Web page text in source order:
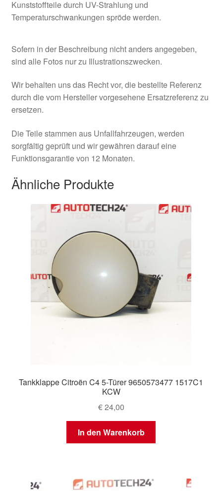
Kunststoffteile durch UV-Strahlung und
Temperaturschwankungen spröde werden.
Sofern in der Beschreibung nicht anders angegeben,
sind alle Fotos nur zu Illustrationszwecken.
Wir behalten uns das Recht vor, die bestellte Referenz
durch die vom Hersteller vorgesehene Ersatzreferenz zu
ersetzen.
Die Teile stammen aus Unfallfahrzeugen, werden
sorgfältig geprüft und wir gewähren darauf eine
Funktionsgarantie von 12 Monaten.
Ähnliche Produkte
Tankklappe Citroën C4 5-Türer 9650573477 1517C1
KCW
€24,00
In den Warenkorb